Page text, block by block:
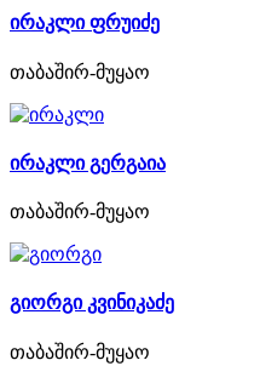
ირაკლი ფრუიძე
თაბაშირ-მუყაო
ირაკლი გერგაია
თაბაშირ-მუყაო
გიორგი კვინიკაძე
თაბაშირ-მუყაო